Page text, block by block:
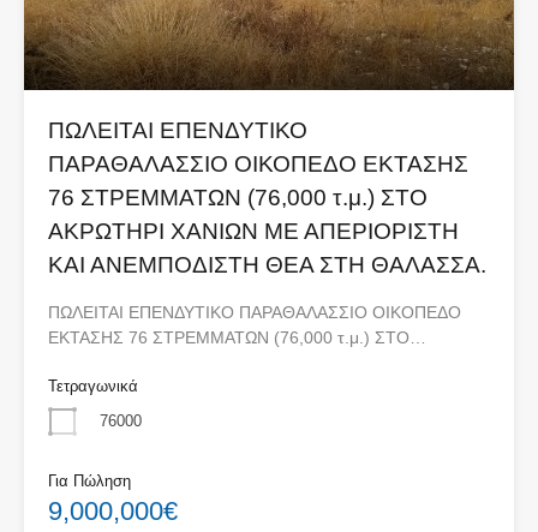
ΠΩΛΕΙΤΑΙ ΕΠΕΝΔΥΤΙΚΟ
ΠΑΡΑΘΑΛΑΣΣΙΟ ΟΙΚΟΠΕΔΟ ΕΚΤΑΣΗΣ
76 ΣΤΡΕΜΜΑΤΩΝ (76,000 τ.μ.) ΣΤΟ
ΑΚΡΩΤΗΡΙ ΧΑΝΙΩΝ ΜΕ ΑΠΕΡΙΟΡΙΣΤΗ
ΚΑΙ ΑΝΕΜΠΟΔΙΣΤΗ ΘΕΑ ΣΤΗ ΘΑΛΑΣΣΑ.
ΠΩΛΕΙΤΑΙ ΕΠΕΝΔΥΤΙΚΟ ΠΑΡΑΘΑΛΑΣΣΙΟ ΟΙΚΟΠΕΔΟ
ΕΚΤΑΣΗΣ 76 ΣΤΡΕΜΜΑΤΩΝ (76,000 τ.μ.) ΣΤΟ…
Τετραγωνικά
76000
Για Πώληση
9,000,000€